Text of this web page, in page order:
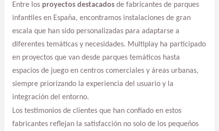
Entre los proyectos destacadosde fabricantes de parques
infantiles en España, encontramos instalaciones de gran
escala que han sido personalizadas para adaptarse a
diferentes temáticas y necesidades. Multiplay ha participado
en proyectos que van desde parques temáticos hasta
espacios de juego en centros comerciales y áreas urbanas,
siempre priorizando la experiencia del usuario y la
integración del entorno.
Los testimonios de clientes que han confiado en estos
fabricantes reflejan la satisfacción no solo de los pequeños